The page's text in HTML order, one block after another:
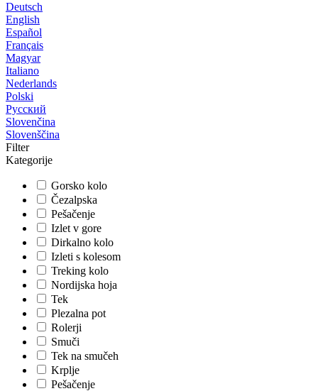
Deutsch
English
Español
Français
Magyar
Italiano
Nederlands
Polski
Русский
Slovenčina
Slovenščina
Filter
Kategorije
Gorsko kolo
Čezalpska
Pešačenje
Izlet v gore
Dirkalno kolo
Izleti s kolesom
Treking kolo
Nordijska hoja
Tek
Plezalna pot
Rolerji
Smuči
Tek na smučeh
Krplje
Pešačenje